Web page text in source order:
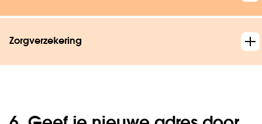
Zorgverzekering